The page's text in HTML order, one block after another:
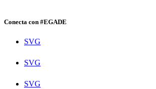
Conecta con #EGADE
SVG
SVG
SVG